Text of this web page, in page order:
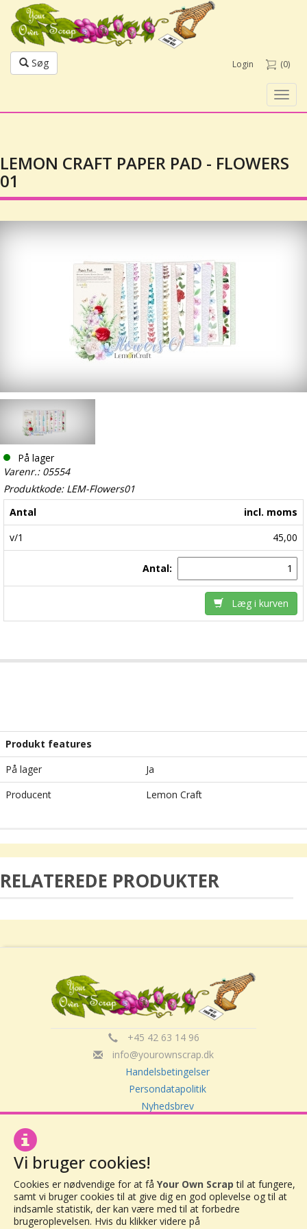
Søg Login (0)
LEMON CRAFT PAPER PAD - FLOWERS
01
På lager
Varenr.: 05554
Produktkode: LEM-Flowers01
Antal
incl. moms
v/1
45,00
Antal:
Læg i kurven
Produkt features
På lager
Ja
Producent
Lemon Craft
RELATEREDE PRODUKTER
+45 42 63 14 96
info@yourownscrap.dk
Handelsbetingelser
Persondatapolitik
Nyhedsbrev
CVR: 30416082
Vor Frue Hovedgade 20
4000 Roskilde
Vi bruger cookies!
Cookies er nødvendige for at få Your Own Scrap til at fungere,
samt vi bruger cookies til at give dig en god oplevelse og til at
indsamle statistik, der kan være med til at forbedre
brugeroplevelsen. Hvis du klikker videre på